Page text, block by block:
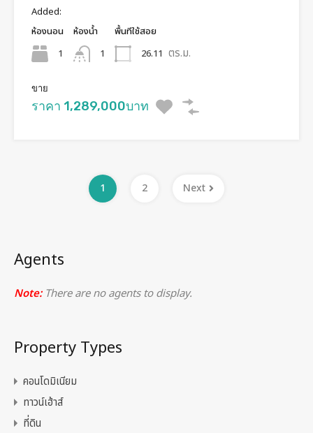
Added:
ห้องนอน
1
ห้องน้ำ
1
พื้นทีใช้สอย
26.11 ตร.ม.
ขาย
ราคา 1,289,000บาท
1 2 Next
Agents
Note:There are no agents to display.
Property Types
คอนโดมิเนียม
ทาวน์เฮ้าส์
ที่ดิน